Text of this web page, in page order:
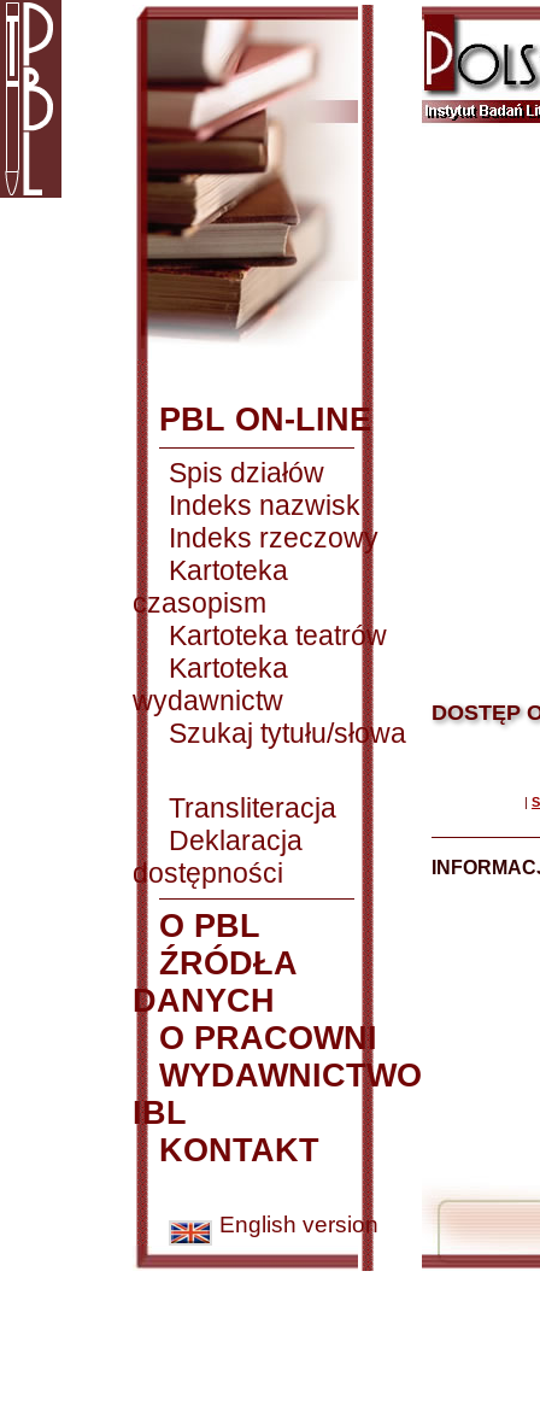
PBL ON-LINE
Spis działów
Indeks nazwisk
Indeks rzeczowy
Kartoteka
czasopism
Kartoteka teatrów
Kartoteka
wydawnictw
Szukaj tytułu/słowa
Transliteracja
Deklaracja
dostępności
O PBL
ŹRÓDŁA
DANYCH
O PRACOWNI
WYDAWNICTWO
IBL
KONTAKT
English version
DOSTĘP
|